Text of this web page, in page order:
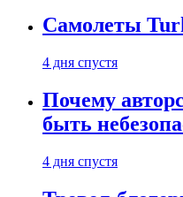
Самолеты
4 дня спустя
Почему
быть
4 дня спустя